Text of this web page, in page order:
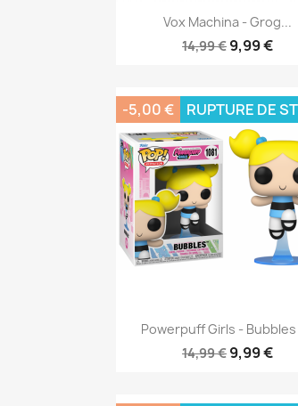
Vox Machina - Grog...
14,99 € 9,99 €
Aperçu rapide
Powerpuff Girls - Bubbles
14,99 € 9,99 €
-5,00 € RUPTURE DE
Aperçu rapide